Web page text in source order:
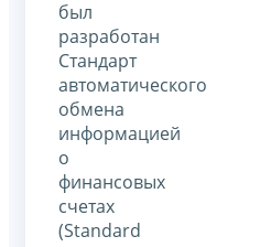
был
разработан
Стандарт
автоматического
обмена
информацией
о
финансовых
счетах
(Standard